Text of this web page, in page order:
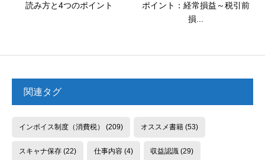
読み方と4つのポイント
ポイント：経常損益～税引前
損...
関連タグ
インボイス制度（消費税） (209) オススメ書籍(53)
スキャナ保存(22) 仕事内容(4) 収益認識 (29)